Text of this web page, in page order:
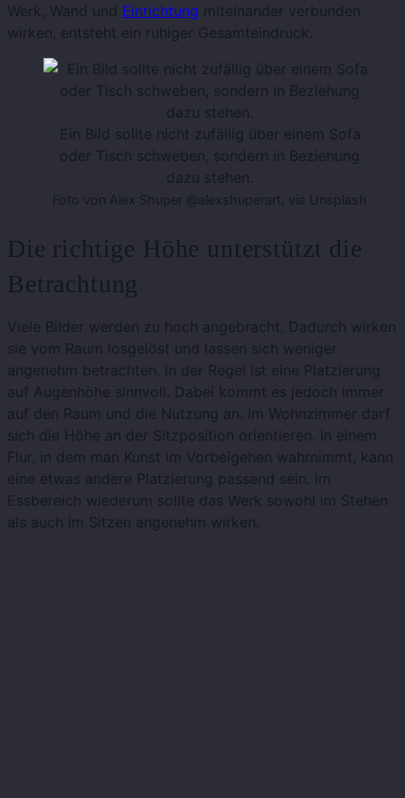
Werk, Wand und Einrichtung miteinander verbunden
wirken, entsteht ein ruhiger Gesamteindruck.
Ein Bild sollte nicht zufällig über einem Sofa
oder Tisch schweben, sondern in Beziehung
dazu stehen.
Foto von Alex Shuper @alexshuperart, via Unsplash
Die richtige Höhe unterstützt die
Betrachtung
Viele Bilder werden zu hoch angebracht. Dadurch wirken
sie vom Raum losgelöst und lassen sich weniger
angenehm betrachten. In der Regel ist eine Platzierung
auf Augenhöhe sinnvoll. Dabei kommt es jedoch immer
auf den Raum und die Nutzung an. Im Wohnzimmer darf
sich die Höhe an der Sitzposition orientieren. In einem
Flur, in dem man Kunst im Vorbeigehen wahrnimmt, kann
eine etwas andere Platzierung passend sein. Im
Essbereich wiederum sollte das Werk sowohl im Stehen
als auch im Sitzen angenehm wirken.